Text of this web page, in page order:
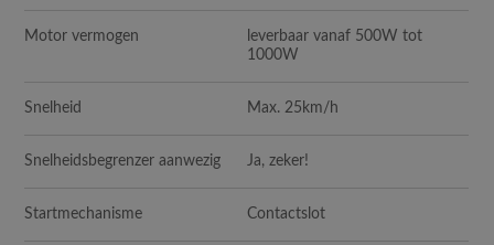
Motor vermogen
leverbaar vanaf 500W tot
1000W
Snelheid Max. 25km/h
Snelheidsbegrenzer aanwezig Ja, zeker!
Startmechanisme Contactslot